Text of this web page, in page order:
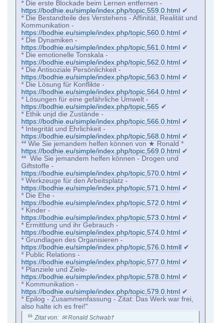
* Die erste Blockade beim Lernen entfernen -
https://bodhie.eu/simple/index.php/topic,559.0.html ✔
* Die Bestandteile des Verstehens - Affinität, Realität und
Kommunikation -
https://bodhie.eu/simple/index.php/topic,560.0.html ✔
* Die Dynamiken -
https://bodhie.eu/simple/index.php/topic,561.0.html ✔
* Die emotionelle Tonskala -
https://bodhie.eu/simple/index.php/topic,562.0.html ✔
* Die Antisoziale Persönlichkeit -
https://bodhie.eu/simple/index.php/topic,563.0.html ✔
* Die Lösung für Konflikte -
https://bodhie.eu/simple/index.php/topic,564.0.html ✔
* Lösungen für eine gefährliche Umwelt -
https://bodhie.eu/simple/index.php/topic,565 ✔
* Ethik unjd die Zustände -
https://bodhie.eu/simple/index.php/topic,566.0.html ✔
* Integrität und Ehrlichkeit -
https://bodhie.eu/simple/index.php/topic,568.0.html ✔
** Wie Sie jemandem helfen können von ★ Ronald *
https://bodhie.eu/simple/index.php/topic,569.0.html ✔
** Wie Sie jemandem helfen können - Drogen und
Giftstoffe -
https://bodhie.eu/simple/index.php/topic,570.0.html ✔
* Werkzeuge für den Arbeitsplatz -
https://bodhie.eu/simple/index.php/topic,571.0.html ✔
* Die Ehe -
https://bodhie.eu/simple/index.php/topic,572.0.html ✔
* Kinder -
https://bodhie.eu/simple/index.php/topic,573.0.html ✔
* Ermittlung und ihr Gebrauch -
https://bodhie.eu/simple/index.php/topic,574.0.html ✔
* Grundlagen des Organisieren -
https://bodhie.eu/simple/index.php/topic,576.0.htmll
✔
* Public Relations -
https://bodhie.eu/simple/index.php/topic,577.0.html ✔
* Planziele und Ziele-
https://bodhie.eu/simple/index.php/topic,578.0.html ✔
* Kommunikation -
https://bodhie.eu/simple/index.php/topic,579.0.html ✔
* Epilog - Zusammenfassung - Zitat: Das Werk war frei,
also halte ich es frei!"
Zitat von: ✉ Ronald Schwab†